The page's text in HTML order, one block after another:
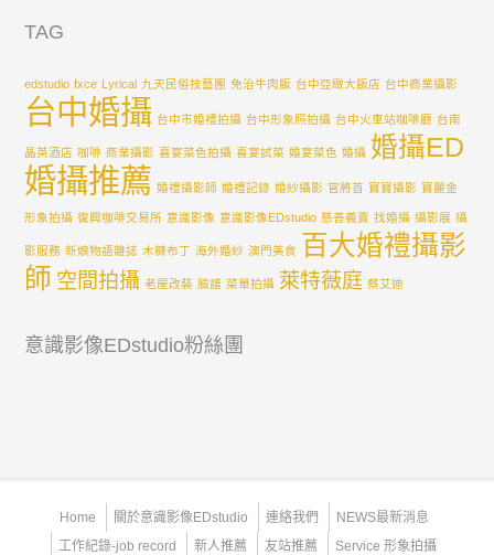
TAG
edstudio fxce Lyrical 九天民俗技藝團 免治牛肉飯 台中亞緻大飯店 台中商業攝影
台中婚攝 台中市婚禮拍攝 台中形象照拍攝 台中火車站咖啡廳 台南
晶英酒店 咖啡 商業攝影 喜宴菜色拍攝 喜宴試菜 婚宴菜色 婚攝 婚攝ED
婚攝推薦 婚禮攝影師 婚禮記錄 婚紗攝影 官將首 寶寶攝影 寶麗金
形象拍攝 復興咖啡交易所 意識影像 意識影像EDstudio 慈善義賣 找婚攝 攝影展 攝
影服務 新娘物語雜誌 木糠布丁 海外婚紗 澳門美食
百大婚禮攝影
師 空間拍攝 老屋改裝 臉譜 菜單拍攝 萊特薇庭 蔡艾迪
意識影像EDstudio粉絲團
Home 關於意識影像EDstudio 連絡我們
NEWS最新消息
工作紀錄-job record
新人推薦 友站推薦 Service 形象拍攝